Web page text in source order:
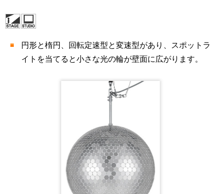
円形と楕円、回転定速型と変速型があり、スポットラ
イトを当てると小さな光の輪が壁面に広がります。